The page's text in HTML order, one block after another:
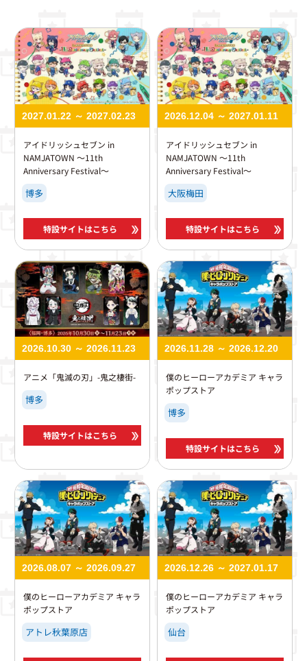
2027.01.22 ～ 2027.02.23
アイドリッシュセブン in
NAMJATOWN ～11th
Anniversary Festival～
博多
特設サイトはこちら
2026.12.04 ～ 2027.01.11
アイドリッシュセブン in
NAMJATOWN ～11th
Anniversary Festival～
大阪梅田
特設サイトはこちら
2026.10.30 ～ 2026.11.23
アニメ「鬼滅の刃」-鬼之棲街-
博多
特設サイトはこちら
2026.11.28 ～ 2026.12.20
僕のヒーローアカデミア キャラ
ポップストア
博多
特設サイトはこちら
2026.08.07 ～ 2026.09.27
僕のヒーローアカデミア キャラ
ポップストア
アトレ秋葉原店
2026.12.26 ～ 2027.01.17
僕のヒーローアカデミア キャラ
ポップストア
仙台